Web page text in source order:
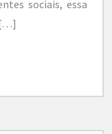
sociais, essa
[…]